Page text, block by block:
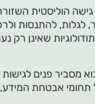
להתנסות
שאינן רק
מסביר פנים לגישות
תחומי אבטחת